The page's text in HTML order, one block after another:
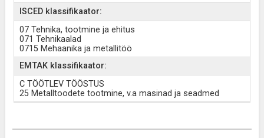
ISCED klassifikaator:
07 Tehnika, tootmine ja ehitus
071 Tehnikaalad
0715 Mehaanika ja metallitöö
EMTAK klassifikaator:
C TÖÖTLEV TÖÖSTUS
25 Metalltoodete tootmine, v.a masinad ja seadmed